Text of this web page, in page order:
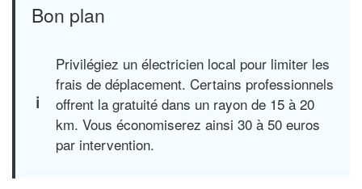
Bon plan
Privilégiez un électricien local pour limiter les
frais de déplacement. Certains professionnels
offrent la gratuité dans un rayon de 15 à 20
km. Vous économiserez ainsi 30 à 50 euros
par intervention.